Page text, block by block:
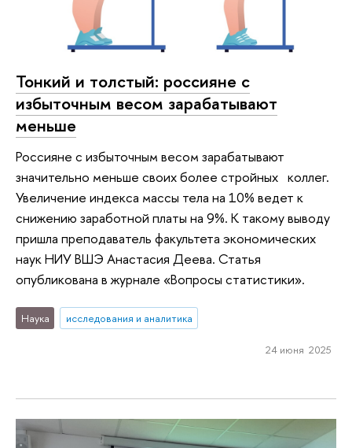
Тонкий и толстый: россияне с
избыточным весом зарабатывают
меньше
Россияне с избыточным весом зарабатывают
значительно меньше своих более стройных коллег.
Увеличение индекса массы тела на 10% ведет к
снижению заработной платы на 9%. К такому выводу
пришла преподаватель факультета экономических
наук НИУ ВШЭ Анастасия Деева. Статья
опубликована в журнале «Вопросы статистики».
Наука исследования и аналитика
24 июня 2025